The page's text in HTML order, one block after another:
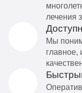
лечения
Мы
главное,